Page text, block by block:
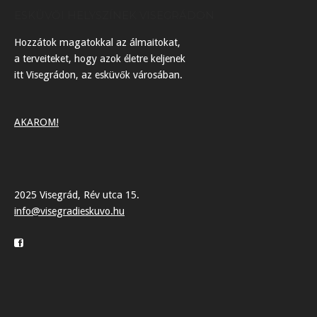
Hozzátok magatokkal az álmaitokat,
a terveiteket, hogy azok életre keljenek
itt Visegrádon, az esküvők városában.
AKAROM!
2025 Visegrád, Rév utca 15.
info@visegradieskuvo.hu